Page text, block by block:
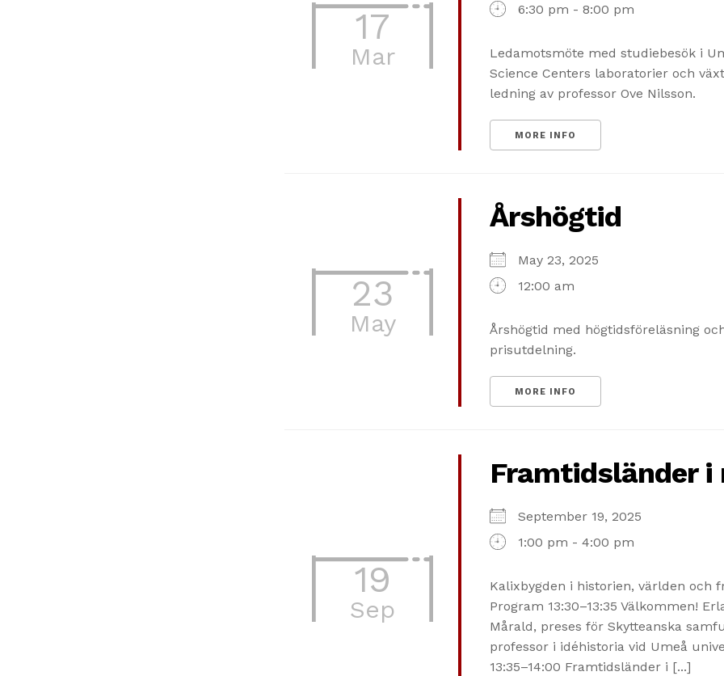
17
Mar
6:30 pm - 8:00 pm
Ledamotsmöte med studiebesök i
Science Centers laboratorier och
ledning av professor Ove Nilsson.
MORE INFO
23
May
Årshögtid
May 23, 2025
12:00 am
Årshögtid med högtidsföreläsning
prisutdelning.
MORE INFO
19
Sep
Framtidsländer i
September 19, 2025
1:00 pm - 4:00 pm
Kalixbygden i historien, världen och
Program 13:30–13:35 Välkommen!
Mårald, preses för Skytteanska
professor i idéhistoria vid Umeå
13:35–14:00 Framtidsländer i [...]